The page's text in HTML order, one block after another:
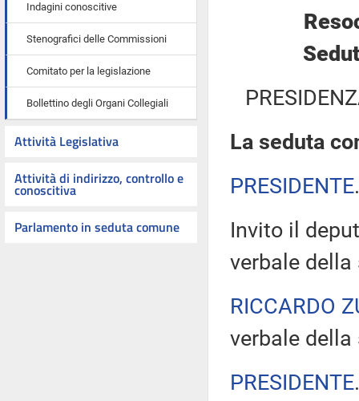
Indagini conoscitive
Stenografici delle Commissioni
Comitato per la legislazione
Bollettino degli Organi Collegiali
Attività Legislativa
Attività di indirizzo, controllo e
conoscitiva
Parlamento in seduta comune
La seduta
PRESIDENTE
Invito il
verbale della
RICCARDO
verbale
PRESIDENTE